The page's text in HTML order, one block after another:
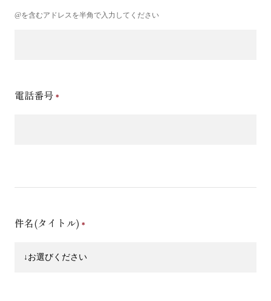
@を含むアドレスを半角で入力してください
電話番号
件名(タイトル)